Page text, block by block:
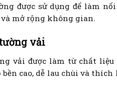
được sử dụng để làm
mở rộng không gian.
vải
vải được làm từ chất
bền cao, dễ lau chùi và